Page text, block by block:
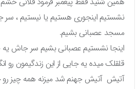
نشستیم اینجوری هستیم یا نیستیم ، سر
مسجد عصبانی بشیم.
اینجا نشستیم عصبانی بشیم سر جاش یه
قلقلک میده یه جایی از این زندگیمون رو
آتیش آتیش جهنم شد میزنه همه چیز رو